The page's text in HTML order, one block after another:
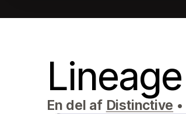
Lineage
En del af Distinctive •